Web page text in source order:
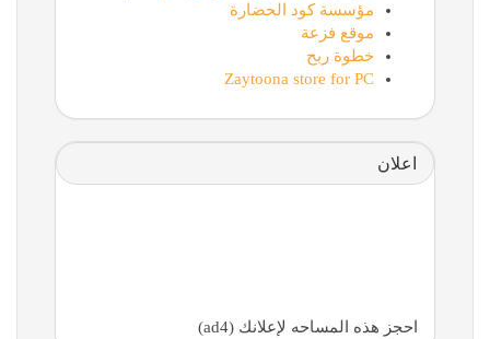
مؤسسة كود الحضارة
موقع فزعة
خطوة ربح
Zaytoona store for PC
اعلان
احجز هذه المساحه لإعلانك (ad4)